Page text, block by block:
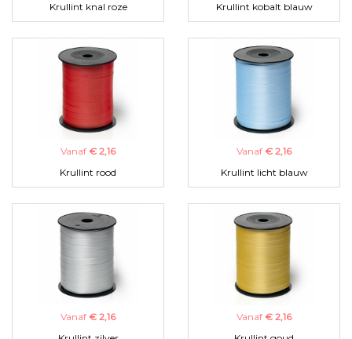
Krullint knal roze
Krullint kobalt blauw
Vanaf € 2,16
Krullint rood
Vanaf € 2,16
Krullint licht blauw
Vanaf € 2,16
Vanaf € 2,16